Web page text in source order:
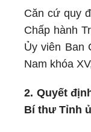
Căn cứ quy
Chấp hành
Ủy viên Ban
Nam khóa
2. Quyết
Bí thư Tỉnh